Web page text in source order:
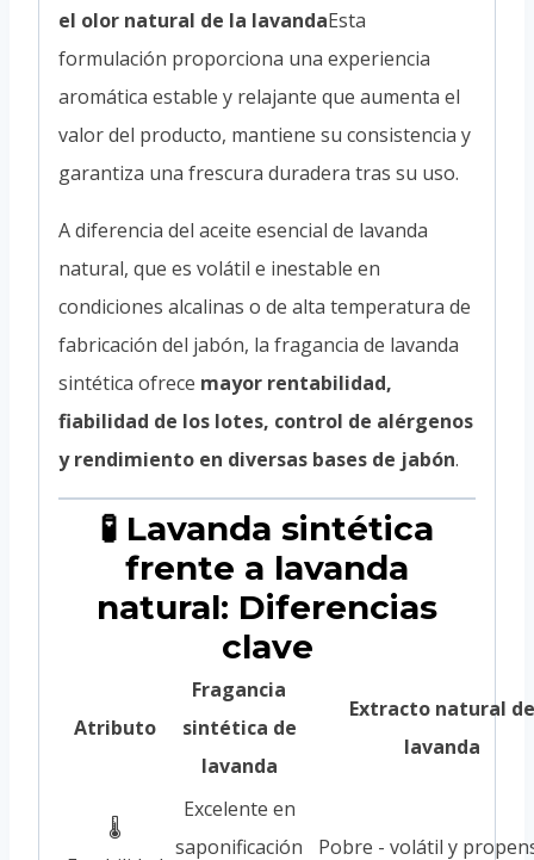
el olor natural de la lavandaEsta
formulación proporciona una experiencia
aromática estable y relajante que aumenta el
valor del producto, mantiene su consistencia y
garantiza una frescura duradera tras su uso.
A diferencia del aceite esencial de lavanda
natural, que es volátil e inestable en
condiciones alcalinas o de alta temperatura de
fabricación del jabón, la fragancia de lavanda
sintética ofrece mayor rentabilidad,
fiabilidad de los lotes, control de alérgenos
y rendimiento en diversas bases de jabón.
🧪 Lavanda sintética
frente a lavanda
natural: Diferencias
clave
Atributo
Fragancia
sintética de
lavanda
Extracto natural de
lavanda
🌡️
Excelente en
saponificación
Pobre - volátil y